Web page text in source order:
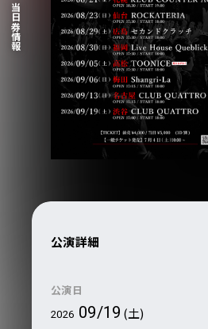
当日券情報
公演詳細
公演日
2026 09/19 (土)